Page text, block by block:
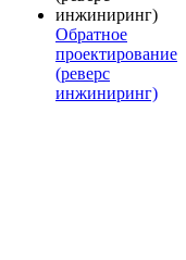
Обратное
проектирование
(реверс
инжиниринг)